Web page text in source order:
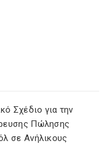
Σχέδιο για την
Πώλησης
σε Ανήλικους